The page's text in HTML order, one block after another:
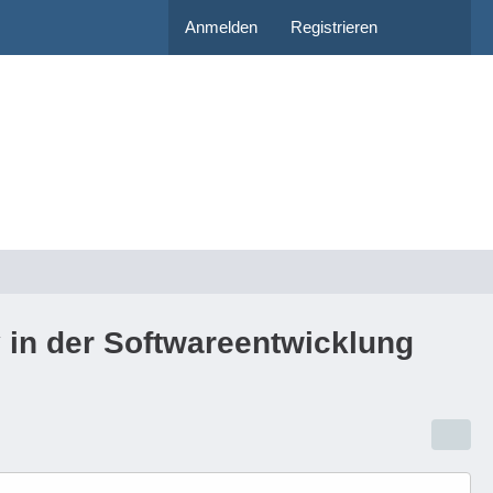
Anmelden Registrieren
der Softwareentwicklung